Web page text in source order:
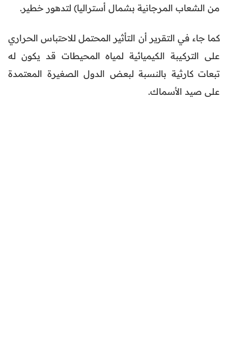
من الشعاب المرجانية بشمال أستراليا) لتدهور خطير.
كما جاء في التقرير أن التأثير المحتمل للاحتباس الحراري
على التركيبة الكيميائية لمياه المحيطات قد يكون له
تبعات كارثية بالنسبة لبعض الدول الصغيرة المعتمدة
على صيد الأسماك.